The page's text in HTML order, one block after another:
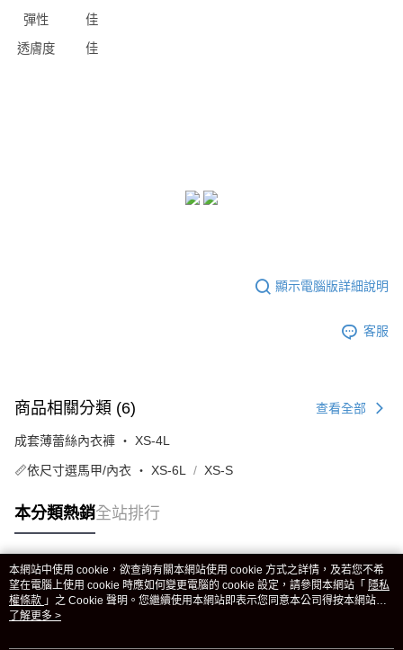
彈性
佳
透膚度
佳
顯示電腦版詳細說明
客服
商品相關分類 (6) 查看全部
成套薄蕾絲內衣褲 ‧ XS-4L
📏依尺寸選馬甲/內衣 ‧ XS-6L XS-S
本分類熱銷全站排行
熱門標籤
本網站中使用 cookie，欲查詢有關本網站使用 cookie 方式之詳情，及若您不希
望在電腦上使用 cookie 時應如何變更電腦的 cookie 設定，請參閱本網站「 隱私
權條款 」之 Cookie 聲明。您繼續使用本網站即表示您同意本公司得按本網站使
用條款之 Cookie 聲明使用 cookie。
了解更多 >